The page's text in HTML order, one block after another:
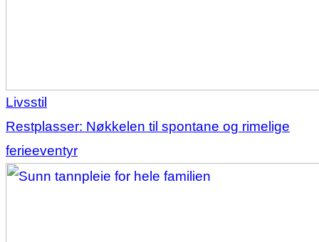
Livsstil
Restplasser: Nøkkelen til spontane og rimelige
ferieeventyr